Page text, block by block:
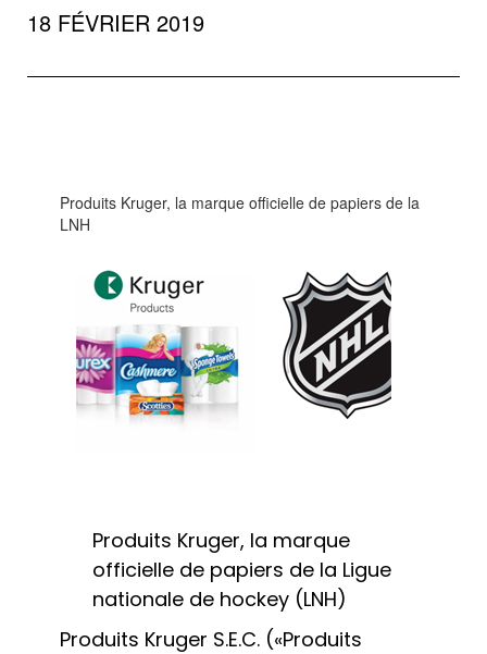
18 FÉVRIER 2019
Produits Kruger, la marque officielle de papiers de la
LNH
Produits Kruger, la marque
officielle de papiers de la Ligue
nationale de hockey (LNH)
Produits Kruger S.E.C. («Produits